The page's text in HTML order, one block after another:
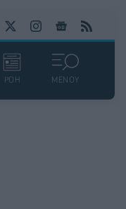
ΡΟΗ ΜΕΝΟΥ